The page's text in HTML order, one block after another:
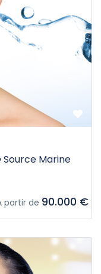
Source Marine
partir de 90.000 €